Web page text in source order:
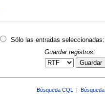
Sólo las entradas seleccionadas:
Guardar registros:
Guardar
Búsqueda CQL